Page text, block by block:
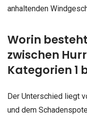
anhaltenden
Worin
zwischen
Kategorien 1
Der Unterschied liegt
und dem